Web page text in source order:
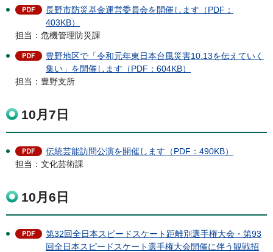
長野市防災基金運営委員会を開催します（PDF：
403KB）
担当：危機管理防災課
豊野地区で「令和元年東日本台風災害10.13を伝えていく
集い」を開催します（PDF：604KB）
担当：豊野支所
10月7日
伝統芸能訪問公演を開催します（PDF：490KB）
担当：文化芸術課
10月6日
第32回全日本スピードスケート距離別選手権大会・第93
回全日本スピードスケート選手権大会開催に伴う観戦招